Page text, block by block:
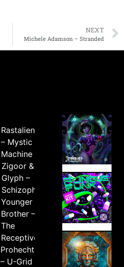
NEXT
Michele Adamson – Stranded
Rastaliens
– Mystic
Machine
Zigoor &
Glyph –
Schizophrenia
Younger
Brother –
The
Receptive
Prohecht
– U-Grid